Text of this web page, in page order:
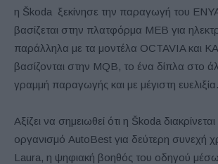
η Škoda ξεκίνησε την παραγωγή του
βασίζεται στην πλατφόρμα ΜΕΒ για
παράλληλα με τα μοντέλα OCTAVIA και
βασίζονται στην MQB, το ένα δίπλα στο
γραμμή παραγωγής και με μέγιστη ευελιξία.
Αξίζει να σημειωθεί ότι η Škoda
οργανισμό AutoBest για δεύτερη συνεχή
Laura, η ψηφιακή βοηθός του οδηγού